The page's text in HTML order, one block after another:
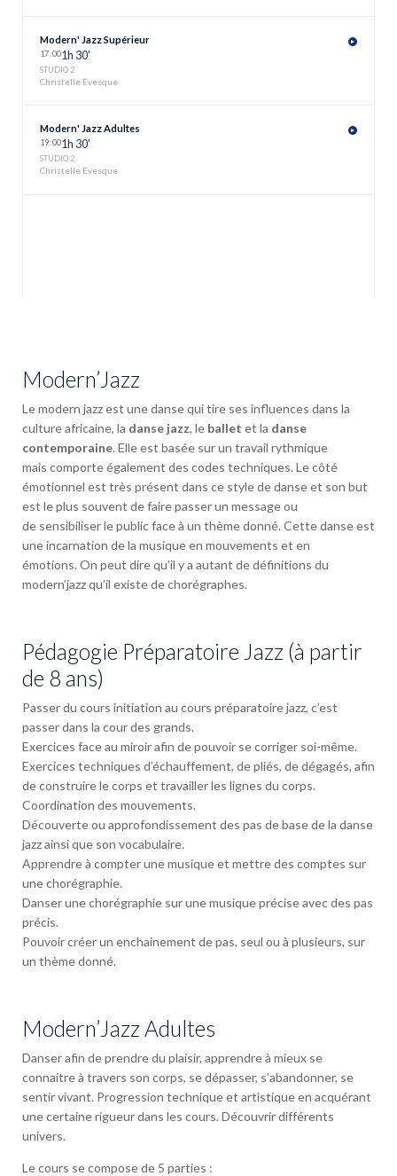
Modern' Jazz Supérieur
17:001h 30'
STUDIO 2
Christelle Evesque
Modern' Jazz Adultes
19:001h 30'
STUDIO 2
Christelle Evesque
Modern’Jazz
Le modern jazz est une danse qui tire ses influences dans la
culture africaine, la danse jazz, le ballet et la danse
contemporaine. Elle est basée sur un travail rythmique
mais comporte également des codes techniques. Le côté
émotionnel est très présent dans ce style de danse et son but
est le plus souvent de faire passer un message ou
de sensibiliser le public face à un thème donné. Cette danse est
une incarnation de la musique en mouvements et en
émotions. On peut dire qu’il y a autant de définitions du
modern’jazz qu’il existe de chorégraphes.
Pédagogie Préparatoire Jazz (à partir
de 8 ans)
Passer du cours initiation au cours préparatoire jazz, c’est
passer dans la cour des grands.
Exercices face au miroir afin de pouvoir se corriger soi-même.
Exercices techniques d’échauffement, de pliés, de dégagés, afin
de construire le corps et travailler les lignes du corps.
Coordination des mouvements.
Découverte ou approfondissement des pas de base de la danse
jazz ainsi que son vocabulaire.
Apprendre à compter une musique et mettre des comptes sur
une chorégraphie.
Danser une chorégraphie sur une musique précise avec des pas
précis.
Pouvoir créer un enchainement de pas, seul ou à plusieurs, sur
un thème donné.
Modern’Jazz Adultes
Danser afin de prendre du plaisir, apprendre à mieux se
connaitre à travers son corps, se dépasser, s’abandonner, se
sentir vivant. Progression technique et artistique en acquérant
une certaine rigueur dans les cours. Découvrir différents
univers.
Le cours se compose de 5 parties :